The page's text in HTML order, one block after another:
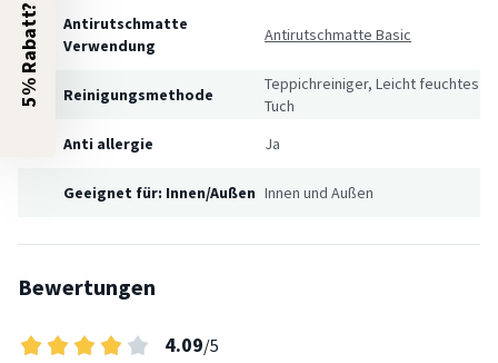
Antirutschmatte
Verwendung
Antirutschmatte Basic
Reinigungsmethode
Teppichreiniger, Leicht feuchtes
Tuch
Anti allergie
Ja
Geeignet für: Innen/Außen Innen und Außen
Bewertungen
4.09/5
5% Rabatt?